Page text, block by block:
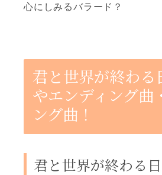
心にしみるバラード？
君と世界が終わる
やエンディング曲
ング曲！
君と世界が終わる